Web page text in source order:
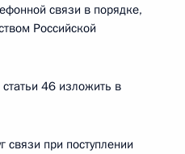
связи в порядке,
Российской
46 изложить в
связи при поступлении